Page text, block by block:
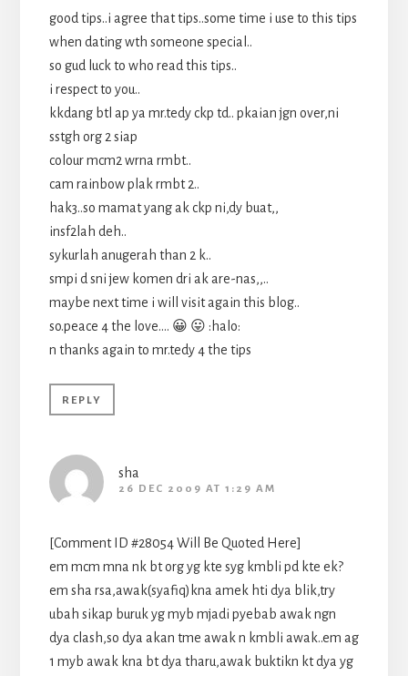
good tips..i agree that tips..some time i use to this tips
when dating wth someone special..
so gud luck to who read this tips..
i respect to you..
kkdang btl ap ya mr.tedy ckp td.. pkaian jgn over,ni
sstgh org 2 siap
colour mcm2 wrna rmbt..
cam rainbow plak rmbt 2..
hak3..so mamat yang ak ckp ni,dy buat,,
insf2lah deh..
sykurlah anugerah than 2 k..
smpi d sni jew komen dri ak are-nas,,..
maybe next time i will visit again this blog..
so.peace 4 the love…. 😀 😛 :halo:
n thanks again to mr.tedy 4 the tips
REPLY
sha
26 DEC 2009 AT 1:29 AM
[Comment ID #28054 Will Be Quoted Here]
em mcm mna nk bt org yg kte syg kmbli pd kte ek?
em sha rsa,awak(syafiq)kna amek hti dya blik,try
ubah sikap buruk yg myb mjadi pyebab awak ngn
dya clash,so dya akan tme awak n kmbli awak..em ag
1 myb awak kna bt dya tharu,awak buktikn kt dya yg